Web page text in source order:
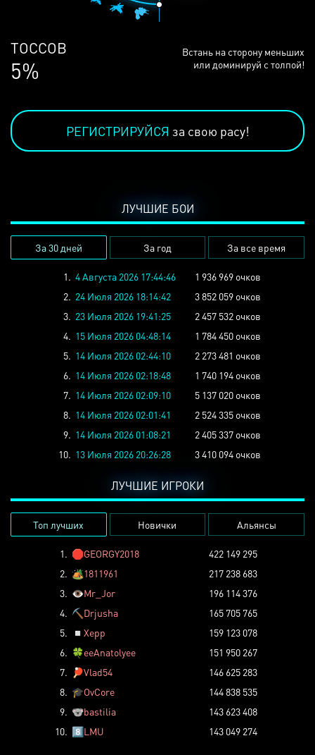
ЛЮДЕЙ
69%
Встань на сторону меньших
или доминируй с толпой!
РЕГИСТРИРУЙСЯ за свою расу!
ЛУЧШИЕ БОИ
За 30 дней За год За все время
1. 4 Августа 2026 17:44:46
1 936 969 очков
2. 24 Июля 2026 18:14:42
3 852 059 очков
3. 23 Июля 2026 19:41:25
2 457 532 очков
4. 15 Июля 2026 04:48:14
1 784 450 очков
5. 14 Июля 2026 02:44:10
2 273 481 очков
6. 14 Июля 2026 02:18:48
1 740 194 очков
7. 14 Июля 2026 02:09:10
5 137 020 очков
8. 14 Июля 2026 02:01:41
2 524 335 очков
9. 14 Июля 2026 01:08:21
2 405 337 очков
10. 13 Июля 2026 20:26:28 3 410 094 очков
ЛУЧШИЕ ИГРОКИ
Топ лучших Новички Альянсы
1. 🛑GEORGY2018
422 149 295
2. 🏕️1811961
217 238 683
3. 👁️Mr_Jor
196 114 376
4. ⛏️ Drjusha
165 705 765
5.
◽ Xepp
159 123 078
6. 🍀eeAnatolyee
151 950 267
7.
🏓Vlad54
146 625 283
8. 🎓OvCore
144 838 535
9. 🐨bastilia
143 623 408
10. 8️⃣LMU 143 049 274